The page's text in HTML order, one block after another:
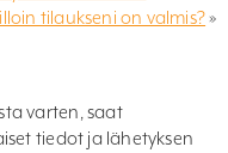
tilaukseni on valmis?»
varten, saat
tiedot ja lähetyksen